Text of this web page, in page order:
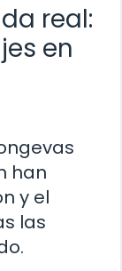
real:
en
han
y el
las